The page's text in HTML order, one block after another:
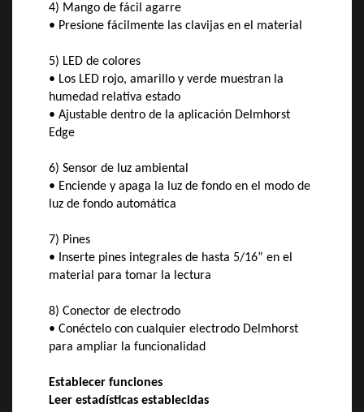
4) Mango de fácil agarre
• Presione fácilmente las clavijas en el material
5) LED de colores
• Los LED rojo, amarillo y verde muestran la
humedad relativa estado
• Ajustable dentro de la aplicación Delmhorst
Edge
6) Sensor de luz ambiental
• Enciende y apaga la luz de fondo en el modo de
luz de fondo automática
7) Pines
• Inserte pines integrales de hasta 5/16” en el
material para tomar la lectura
8) Conector de electrodo
• Conéctelo con cualquier electrodo Delmhorst
para ampliar la funcionalidad
Establecer funciones
Leer estadísticas establecidas